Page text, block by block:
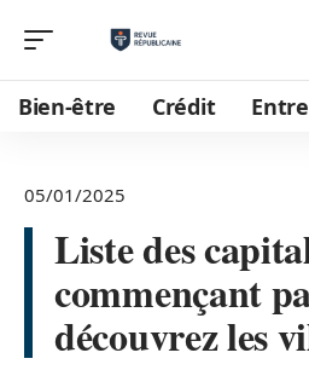
Bien-être Crédit
05/01/2025
Liste des
commençant
découvrez les